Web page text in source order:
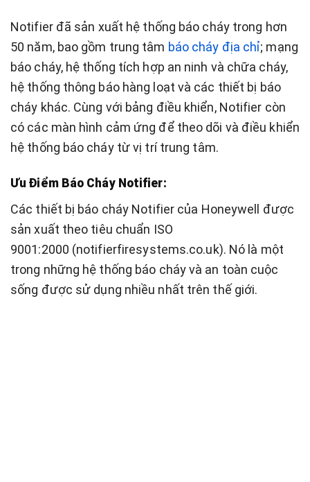
Notifier đã sản xuất hệ thống báo cháy trong hơn
50 năm, bao gồm trung tâm báo cháy địa chỉ; mạng
báo cháy, hệ thống tích hợp an ninh và chữa cháy,
hệ thống thông báo hàng loạt và các thiết bị báo
cháy khác. Cùng với bảng điều khiển, Notifier còn
có các màn hình cảm ứng để theo dõi và điều khiển
hệ thống báo cháy từ vị trí trung tâm.
Ưu Điểm Báo Cháy Notifier:
Các thiết bị báo cháy Notifier của Honeywell được
sản xuất theo tiêu chuẩn ISO
9001:2000 (notifierfiresystems.co.uk). Nó là một
trong những hệ thống báo cháy và an toàn cuộc
sống được sử dụng nhiều nhất trên thế giới.